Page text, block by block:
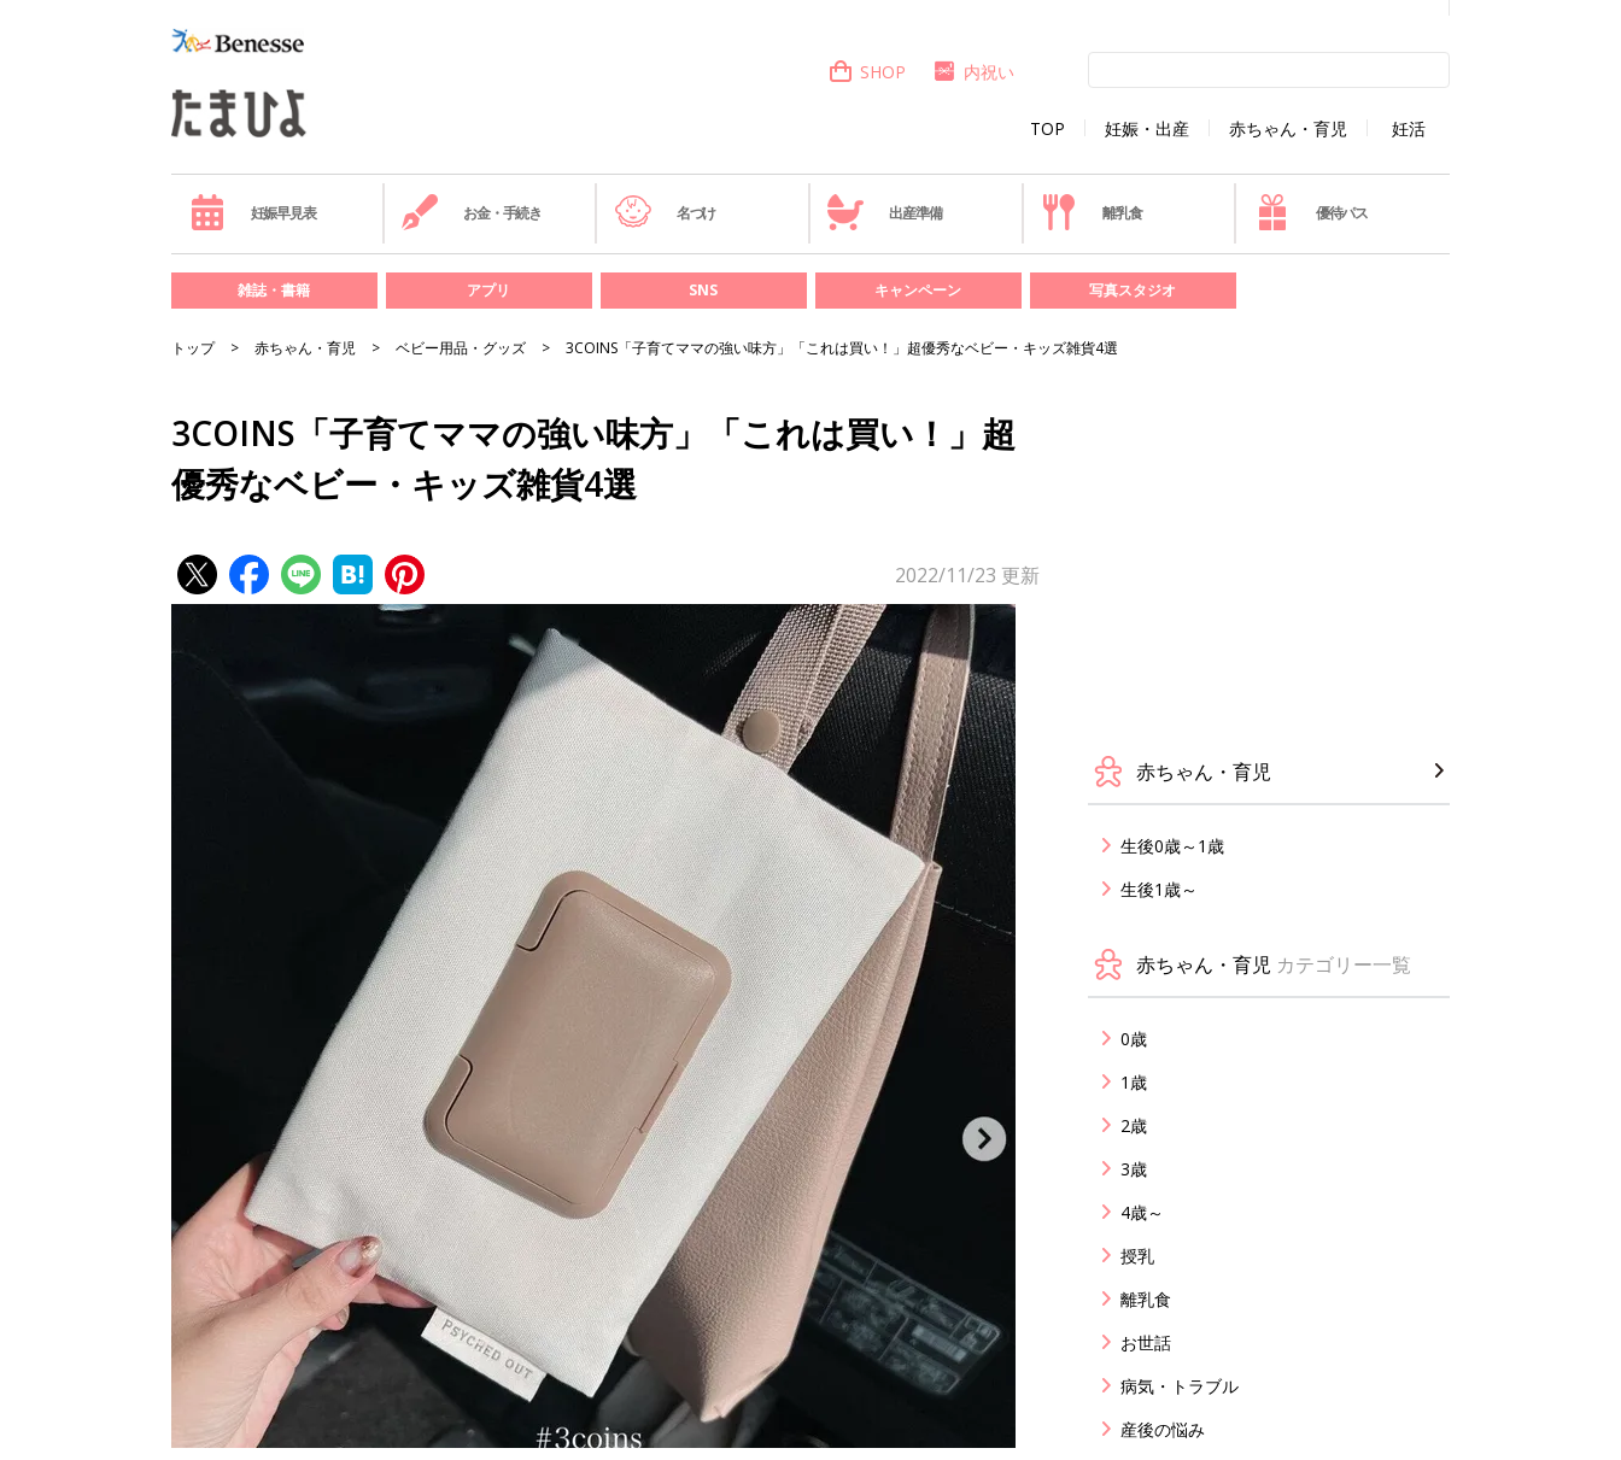
TOP 妊娠・出産 赤ちゃん・育児 妊活
SHOP 内祝い
妊娠早見表 お金・手続き 名づけ 出産準備 離乳食 優待パス
雑誌・書籍 アプリ SNS キャンペーン 写真スタジオ
トップ 赤ちゃん・育児 ベビー用品・グッズ 3COINS「子育てママの強い味方」「これは買い！」超優秀なベビー・キッズ雑貨4選
3COINS「子育てママの強い味方」「これは買い！」超
優秀なベビー・キッズ雑貨4選
2022/11/23 更新
赤ちゃん・育児
生後0歳～1歳
生後1歳～
赤ちゃん・育児 カテゴリー一覧
0歳
1歳
2歳
3歳
4歳～
授乳
離乳食
お世話
病気・トラブル
産後の悩み